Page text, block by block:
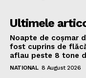
Ultimele
Noapte de coșmar
fost cuprins de
aflau peste 8 tone
NATIONAL 8 August 2026